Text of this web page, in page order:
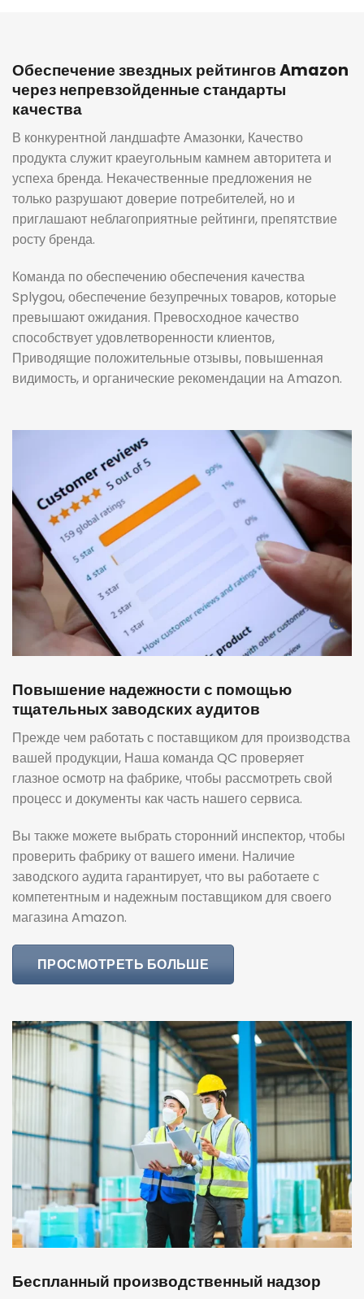
Обеспечение звездных рейтингов Amazon
через непревзойденные стандарты
качества
В конкурентной ландшафте Амазонки, Качество
продукта служит краеугольным камнем авторитета и
успеха бренда. Некачественные предложения не
только разрушают доверие потребителей, но и
приглашают неблагоприятные рейтинги, препятствие
росту бренда.
Команда по обеспечению обеспечения качества
Splygou, обеспечение безупречных товаров, которые
превышают ожидания. Превосходное качество
способствует удовлетворенности клиентов,
Приводящие положительные отзывы, повышенная
видимость, и органические рекомендации на Amazon.
Повышение надежности с помощью
тщательных заводских аудитов
Прежде чем работать с поставщиком для производства
вашей продукции, Наша команда QC проверяет
глазное осмотр на фабрике, чтобы рассмотреть свой
процесс и документы как часть нашего сервиса.
Вы также можете выбрать сторонний инспектор, чтобы
проверить фабрику от вашего имени. Наличие
заводского аудита гарантирует, что вы работаете с
компетентным и надежным поставщиком для своего
магазина Amazon.
ПРОСМОТРЕТЬ БОЛЬШЕ
Беспланный производственный надзор